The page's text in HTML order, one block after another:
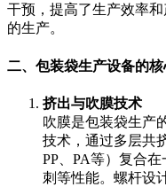
干预，提高了生产效率
的生产。
二、包装袋生产设备的
挤出与吹膜技术
吹膜是包装袋生产
技术，通过多层共
PP、PA等）复合
刺等性能。螺杆设